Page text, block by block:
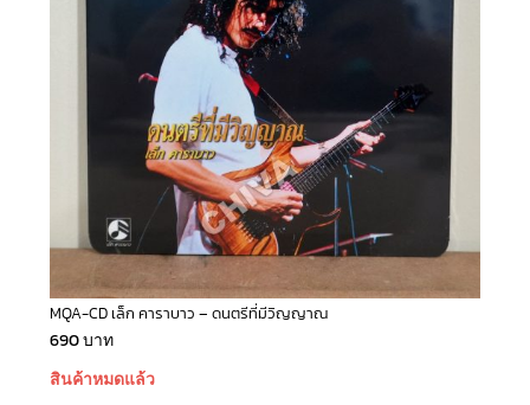
MQA-CD เล็ก คาราบาว – ดนตรีที่มีวิญญาณ
690บาท
สินค้าหมดแล้ว